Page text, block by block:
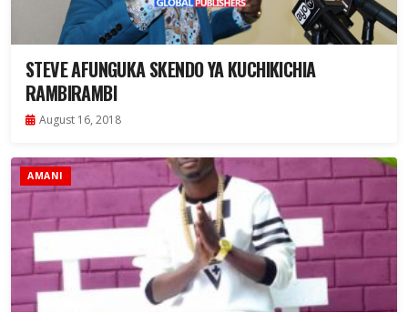
STEVE AFUNGUKA SKENDO YA KUCHIKICHIA
RAMBIRAMBI
August 16, 2018
AMANI